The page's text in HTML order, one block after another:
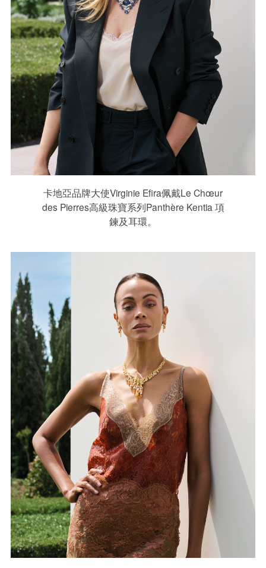
卡地亞品牌大使Virginie Efira佩戴Le Chœur
des Pierres高級珠寶系列Panthère Kentia 項
鍊及⽿環。